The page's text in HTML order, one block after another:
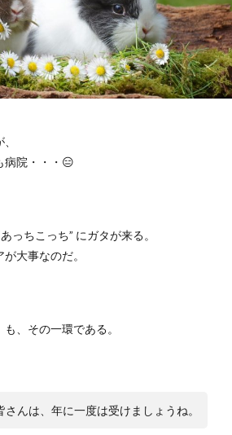
院・・・ 😑
あっちこっち” にガタが来る。
大事なのだ。
、その一環である。
さんは、年に一度は受けましょうね。